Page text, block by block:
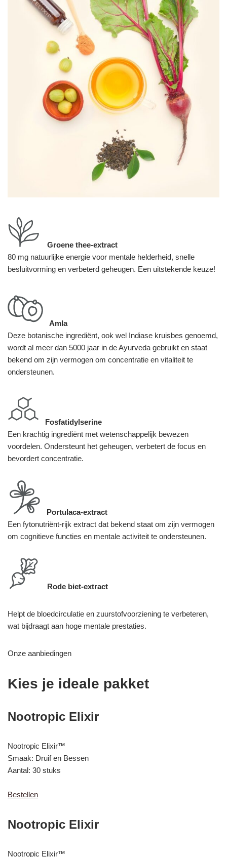
Groene thee-extract
80 mg natuurlijke energie voor mentale helderheid, snelle
besluitvorming en verbeterd geheugen. Een uitstekende keuze!
Amla
Deze botanische ingrediënt, ook wel Indiase kruisbes genoemd,
wordt al meer dan 5000 jaar in de Ayurveda gebruikt en staat
bekend om zijn vermogen om concentratie en vitaliteit te
ondersteunen.
Fosfatidylserine
Een krachtig ingrediënt met wetenschappelijk bewezen
voordelen. Ondersteunt het geheugen, verbetert de focus en
bevordert concentratie.
Portulaca-extract
Een fytonutriënt-rijk extract dat bekend staat om zijn vermogen
om cognitieve functies en mentale activiteit te ondersteunen.
Rode biet-extract
Helpt de bloedcirculatie en zuurstofvoorziening te verbeteren,
wat bijdraagt aan hoge mentale prestaties.
Onze aanbiedingen
Kies je ideale pakket
Nootropic Elixir
Nootropic Elixir™
Smaak: Druif en Bessen
Aantal: 30 stuks
Bestellen
Nootropic Elixir
Nootropic Elixir™